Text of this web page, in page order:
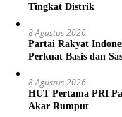
Tingkat Distrik
8 Agustus 2026
Partai Rakyat
Perkuat Basis dan
8 Agustus 2026
HUT Pertama PRI
Akar Rumput